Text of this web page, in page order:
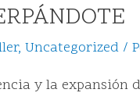
, Uncategorized /
y la expansión